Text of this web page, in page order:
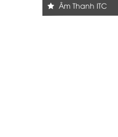
Âm Thanh ITC